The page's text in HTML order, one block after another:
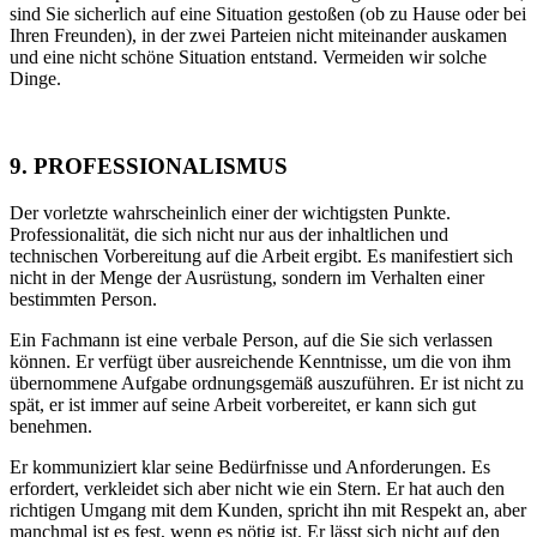
sind Sie sicherlich auf eine Situation gestoßen (ob zu Hause oder bei
Ihren Freunden), in der zwei Parteien nicht miteinander auskamen
und eine nicht schöne Situation entstand. Vermeiden wir solche
Dinge.
9. PROFESSIONALISMUS
Der vorletzte wahrscheinlich einer der wichtigsten Punkte.
Professionalität, die sich nicht nur aus der inhaltlichen und
technischen Vorbereitung auf die Arbeit ergibt. Es manifestiert sich
nicht in der Menge der Ausrüstung, sondern im Verhalten einer
bestimmten Person.
Ein Fachmann ist eine verbale Person, auf die Sie sich verlassen
können. Er verfügt über ausreichende Kenntnisse, um die von ihm
übernommene Aufgabe ordnungsgemäß auszuführen. Er ist nicht zu
spät, er ist immer auf seine Arbeit vorbereitet, er kann sich gut
benehmen.
Er kommuniziert klar seine Bedürfnisse und Anforderungen. Es
erfordert, verkleidet sich aber nicht wie ein Stern. Er hat auch den
richtigen Umgang mit dem Kunden, spricht ihn mit Respekt an, aber
manchmal ist es fest, wenn es nötig ist. Er lässt sich nicht auf den